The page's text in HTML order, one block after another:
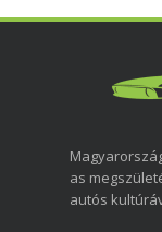
as
autós